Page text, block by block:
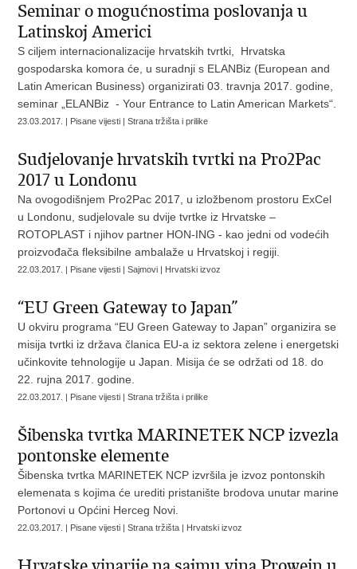
Seminar o mogućnostima poslovanja u
Latinskoj Americi
S ciljem internacionalizacije hrvatskih tvrtki, Hrvatska
gospodarska komora će, u suradnji s ELANBiz (European and
Latin American Business) organizirati 03. travnja 2017. godine,
seminar „ELANBiz - Your Entrance to Latin American Markets“.
23.03.2017. | Pisane vijesti | Strana tržišta i prilike
Sudjelovanje hrvatskih tvrtki na Pro2Pac
2017 u Londonu
Na ovogodišnjem Pro2Pac 2017, u izložbenom prostoru ExCel
u Londonu, sudjelovale su dvije tvrtke iz Hrvatske –
ROTOPLAST i njihov partner HON-ING - kao jedni od vodećih
proizvođača fleksibilne ambalaže u Hrvatskoj i regiji.
22.03.2017. | Pisane vijesti | Sajmovi | Hrvatski izvoz
“EU Green Gateway to Japan”
U okviru programa “EU Green Gateway to Japan” organizira se
misija tvrtki iz država članica EU-a iz sektora zelene i energetski
učinkovite tehnologije u Japan. Misija će se održati od 18. do
22. rujna 2017. godine.
22.03.2017. | Pisane vijesti | Strana tržišta i prilike
Šibenska tvrtka MARINETEK NCP izvezla
pontonske elemente
Šibenska tvrtka MARINETEK NCP izvršila je izvoz pontonskih
elemenata s kojima će urediti pristanište brodova unutar marine
Portonovi u Općini Herceg Novi.
22.03.2017. | Pisane vijesti | Strana tržišta | Hrvatski izvoz